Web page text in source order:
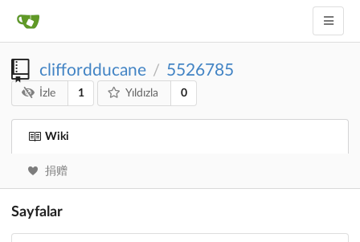
cliffordducane / 5526785
İzle 1 Yıldızla 0
Wiki
捐赠
Sayfalar